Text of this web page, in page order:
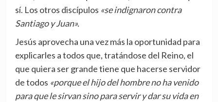
sí. Los otros discípulos «se indignaron contra
Santiago y Juan».
Jesús aprovecha una vez más la oportunidad para
explicarles a todos que, tratándose del Reino, el
que quiera ser grande tiene que hacerse servidor
de todos «porque el hijo del hombre no ha venido
para que le sirvan sino para servir y dar su vida en